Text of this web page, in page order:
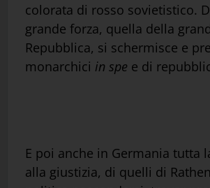
colorata di rosso sovietistico.
grande forza, quella della
Repubblica, si schermisce e
monarchici in spe e di
E poi anche in Germania tutta
alla giustizia, di quelli di